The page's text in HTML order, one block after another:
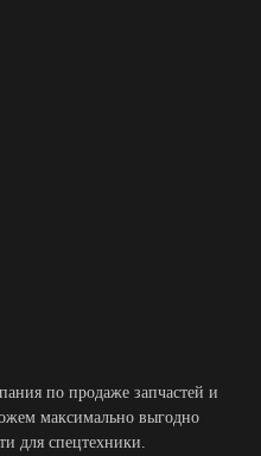
по продаже запчастей и
максимально выгодно
для спецтехники.